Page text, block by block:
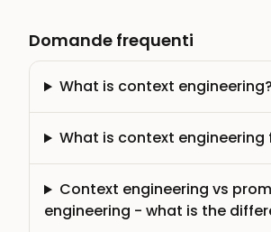
Domande frequenti
What is context engineering?
What is context engineering
Context engineering vs
engineering - what is the